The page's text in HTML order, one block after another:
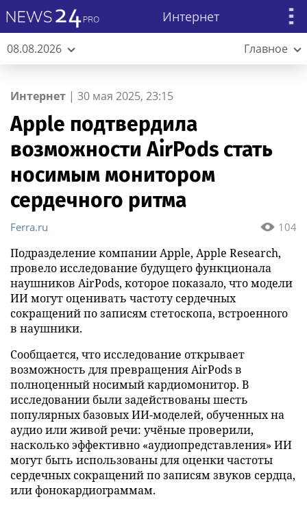
Интернет
08.08.2026 Главное
Интернет | 30 мая 2025, 23:15
Apple подтвердила
возможности AirPods стать
носимым монитором
сердечного ритма
104
Ferra.ru
Подразделение компании Apple, Apple Research,
провело исследование будущего функционала
наушников AirPods, которое показало, что модели
ИИ могут оценивать частоту сердечных
сокращений по записям стетоскопа, встроенного
в наушники.
Сообщается, что исследование открывает
возможность для превращения AirPods в
полноценный носимый кардиомонитор. В
исследовании были задействованы шесть
популярных базовых ИИ-моделей, обученных на
аудио или живой речи: учёные проверили,
насколько эффективно «аудиопредставления» ИИ
могут быть использованы для оценки частоты
сердечных сокращений по записям звуков сердца,
или фонокардиограммам.